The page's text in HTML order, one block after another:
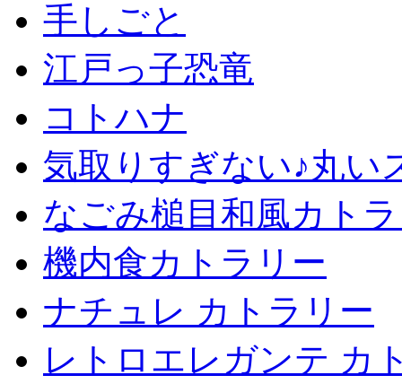
手しごと
江戸っ子恐竜
コトハナ
気取りすぎない♪丸い
なごみ槌目和風カト
機内食カトラリー
ナチュレ カトラリー
レトロエレガンテ カ